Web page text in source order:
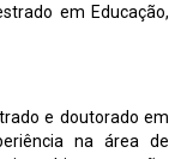
em Educação,
e doutorado em
na área de